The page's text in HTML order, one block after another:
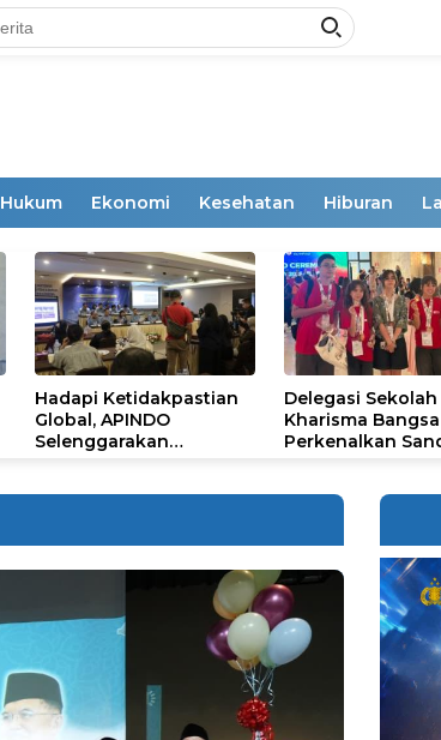
Hukum Ekonomi Kesehatan Hiburan
Hadapi Ketidakpastian
Global, APINDO
Selenggarakan
Delegasi Sekolah
Kharisma Bangsa
Perkenalkan
STEAM